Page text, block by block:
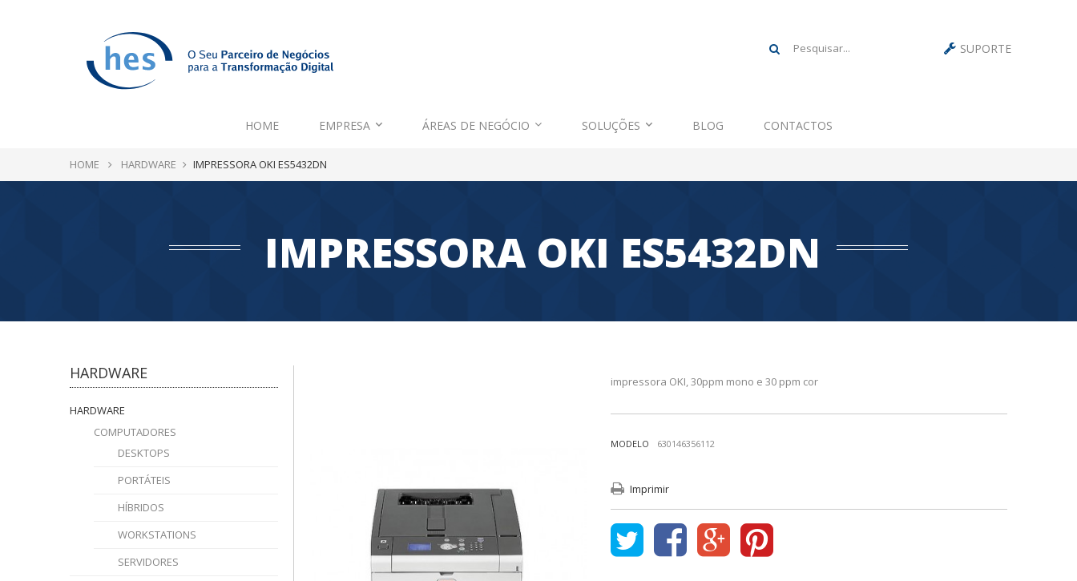
SUPORTE
HOME EMPRESA ÁREAS DE NEGÓCIO SOLUÇÕES BLOG CONTACTOS
HOME HARDWARE IMPRESSORA OKI ES5432DN
IMPRESSORA OKI ES5432DN
HARDWARE
HARDWARE
COMPUTADORES
DESKTOPS
PORTÁTEIS
HÍBRIDOS
WORKSTATIONS
SERVIDORES
impressora OKI, 30ppm mono e 30 ppm cor
MODELO 630146356112
Imprimir